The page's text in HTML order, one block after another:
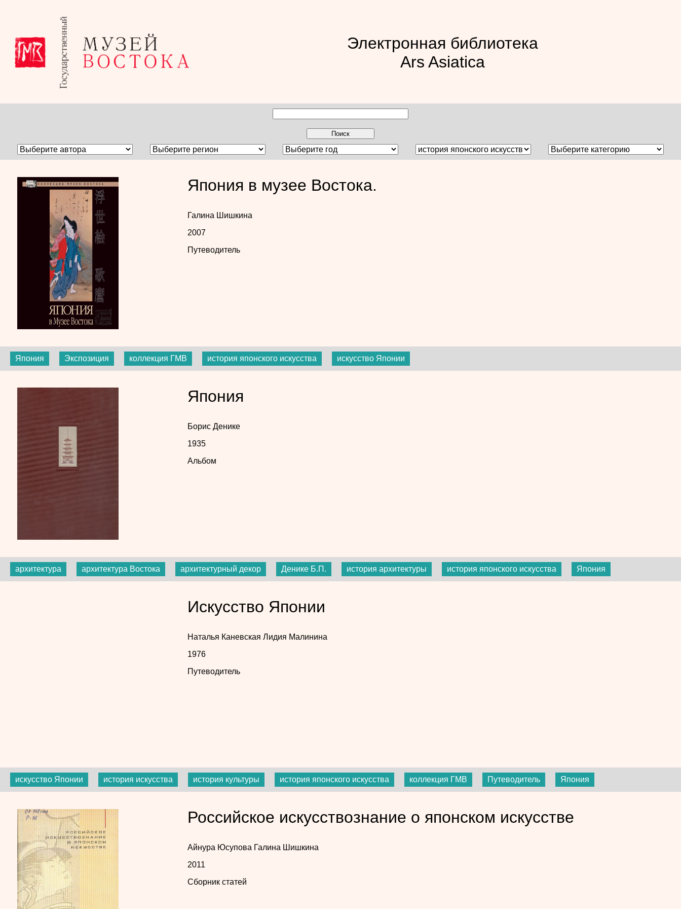
Электронная библиотека
Ars Asiatica
Япония в музее Востока.
Галина Шишкина
2007
Путеводитель
Япония Экспозиция коллекция ГМВ история японского искусства искусство Японии
Япония
Борис Денике
1935
Альбом
архитектура архитектура Востока архитектурный декор Денике Б.П. история архитектуры история японского искусства Япония
Искусство Японии
Наталья Каневская Лидия Малинина
1976
Путеводитель
искусство Японии история искусства история культуры история японского искусства коллекция ГМВ Путеводитель Япония
Российское искусствознание о японском искусстве
Айнура Юсупова Галина Шишкина
2011
Сборник статей